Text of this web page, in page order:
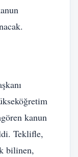
kanun
Teklifle,
bilinen,